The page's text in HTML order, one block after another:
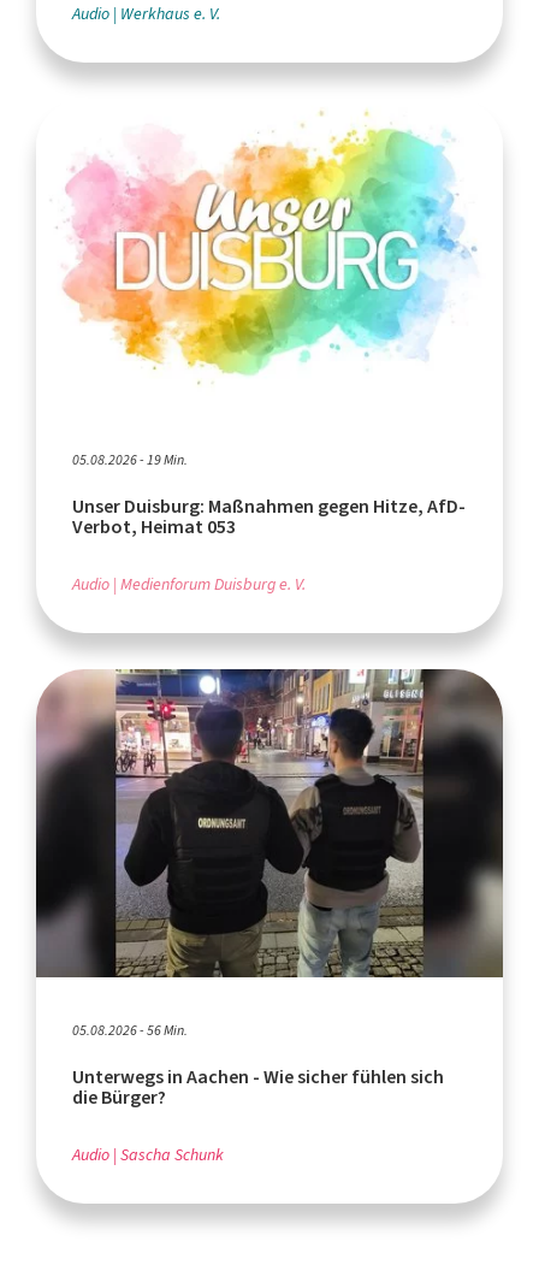
Audio Werkhaus e. V.
05.08.2026 - 19 Min.
Unser Duisburg: Maßnahmen gegen Hitze, AfD-
Verbot, Heimat 053
Audio Medienforum Duisburg e. V.
05.08.2026 - 56 Min.
Unterwegs in Aachen - Wie sicher fühlen sich
die Bürger?
Audio Sascha Schunk